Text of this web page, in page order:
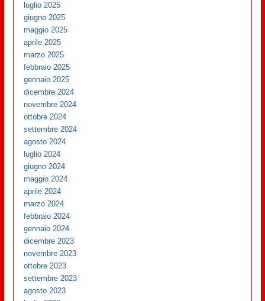
luglio 2025
giugno 2025
maggio 2025
aprile 2025
marzo 2025
febbraio 2025
gennaio 2025
dicembre 2024
novembre 2024
ottobre 2024
settembre 2024
agosto 2024
luglio 2024
giugno 2024
maggio 2024
aprile 2024
marzo 2024
febbraio 2024
gennaio 2024
dicembre 2023
novembre 2023
ottobre 2023
settembre 2023
agosto 2023